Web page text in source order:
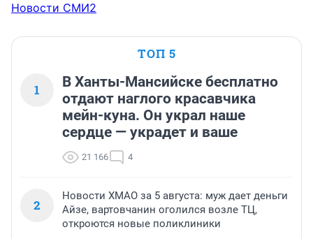
Новости СМИ2
ТОП 5
1
В Ханты-Мансийске бесплатно
отдают наглого красавчика
мейн-куна. Он украл наше
сердце — украдет и ваше
21 166 4
2
Новости ХМАО за 5 августа: муж дает деньги
Айзе, вартовчанин оголился возле ТЦ,
откроются новые поликлиники